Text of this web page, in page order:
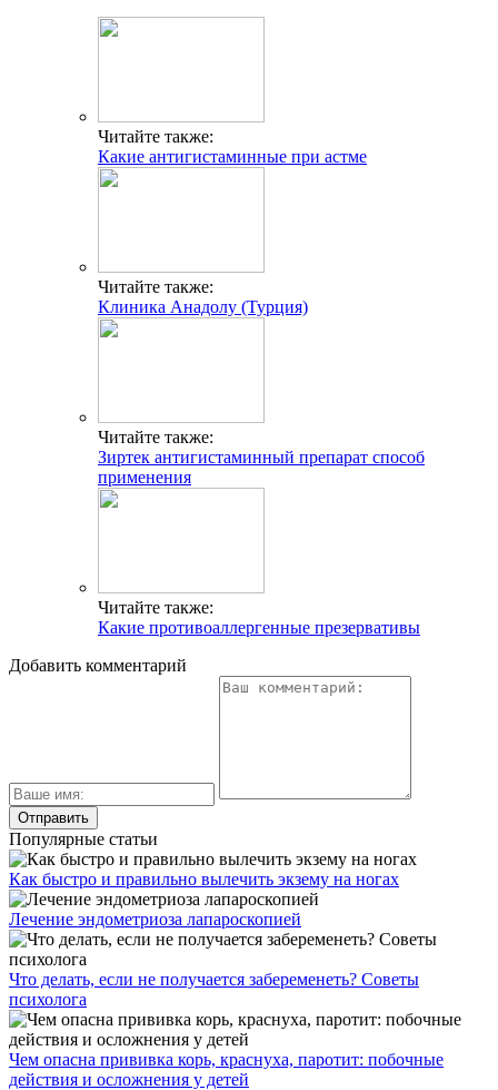
Читайте также:
Какие антигистаминные при астме
Читайте также:
Клиника Анадолу (Турция)
Читайте также:
Зиртек антигистаминный препарат способ
применения
Читайте также:
Какие противоаллергенные презервативы
Добавить комментарий
Популярные статьи
Как быстро и правильно вылечить экзему на ногах
Лечение эндометриоза лапароскопией
Что делать, если не получается забеременеть? Советы
психолога
Чем опасна прививка корь, краснуха, паротит: побочные
действия и осложнения у детей